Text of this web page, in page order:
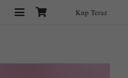
Kup Teraz